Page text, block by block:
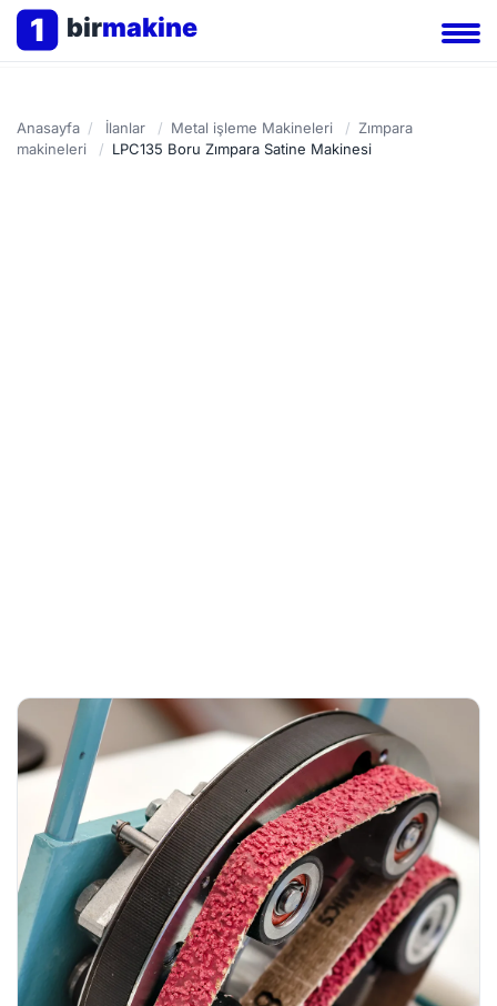
1 birmakine
Anasayfa / İlanlar / Metal işleme Makineleri / Zımpara
makineleri
/ LPC135 Boru Zımpara Satine Makinesi